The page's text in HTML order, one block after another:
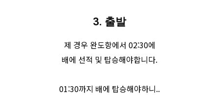
3. 출발
제 경우 완도항에서 02:30에
배에 선적 및 탑승해야합니다.
01:30까지 배에 탑승해야하니..